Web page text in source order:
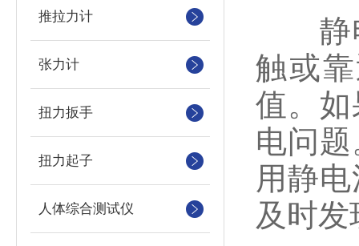
推拉力计
张力计
扭力扳手
扭力起子
人体综合测试仪
静电
触或
值。
电问
用静
及时